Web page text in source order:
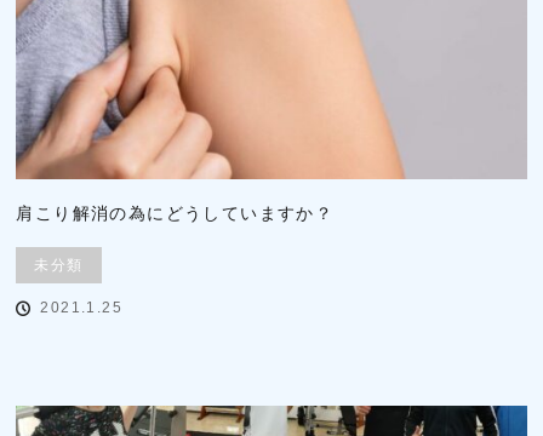
肩こり解消の為にどうしていますか？
未分類
2021.1.25